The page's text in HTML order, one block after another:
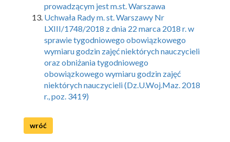
prowadzącym jest m.st. Warszawa
Uchwała Rady m. st. Warszawy Nr
LXIII/1748/2018 z dnia 22 marca 2018 r. w
sprawie tygodniowego obowiązkowego
wymiaru godzin zajęć niektórych nauczycieli
oraz obniżania tygodniowego
obowiązkowego wymiaru godzin zajęć
niektórych nauczycieli (Dz.U.Woj.Maz. 2018
r., poz. 3419)
wróć